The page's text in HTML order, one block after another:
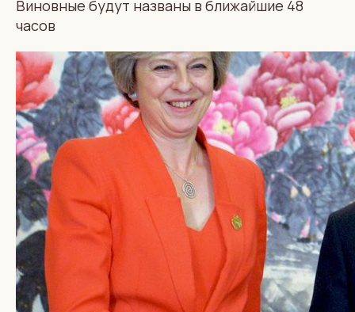
Виновные будут названы в ближайшие 48
часов